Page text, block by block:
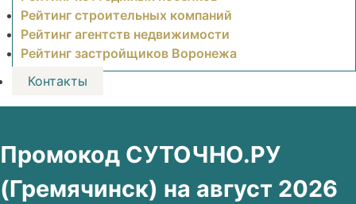
Рейтинг строительных компаний
Рейтинг агентств недвижимости
Рейтинг застройщиков Воронежа
Контакты
Промокод СУТОЧНО.РУ
(Гремячинск) на август 2026